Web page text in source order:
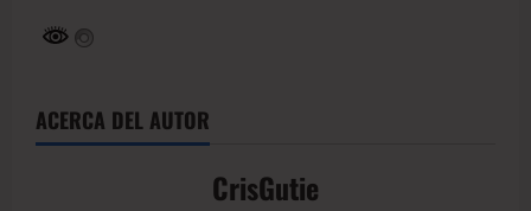
ACERCA DEL AUTOR
CrisGutie